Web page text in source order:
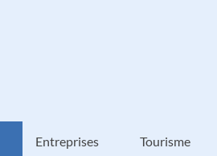
Entreprises Tourisme